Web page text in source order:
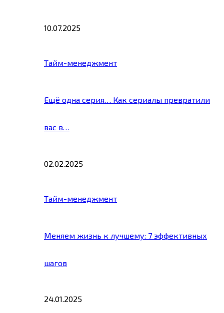
10.07.2025
Тайм-менеджмент
Ещё одна серия… Как сериалы превратили
вас в…
02.02.2025
Тайм-менеджмент
Меняем жизнь к лучшему: 7 эффективных
шагов
24.01.2025